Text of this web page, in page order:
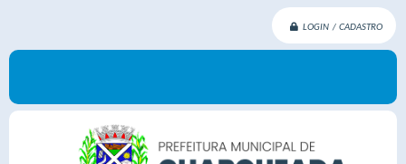
LOGIN / CADASTRO